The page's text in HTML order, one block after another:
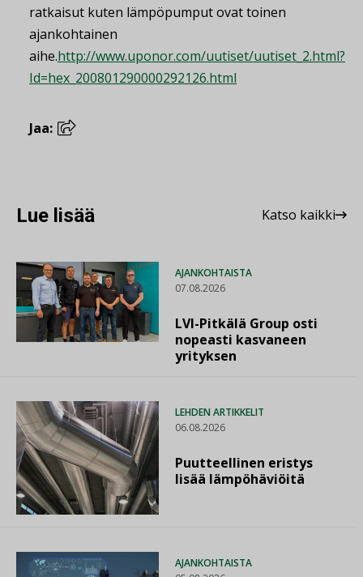
ratkaisut kuten lämpöpumput ovat toinen
ajankohtainen
aihe.http://www.uponor.com/uutiset/uutiset_2.html?
Id=hex_200801290000292126.html
Jaa:
Lue lisää Katso kaikki
AJANKOHTAISTA
07.08.2026
LVI-Pitkälä Group osti
nopeasti kasvaneen
yrityksen
LEHDEN ARTIKKELIT
06.08.2026
Puutteellinen eristys
lisää lämpöhäviöitä
AJANKOHTAISTA